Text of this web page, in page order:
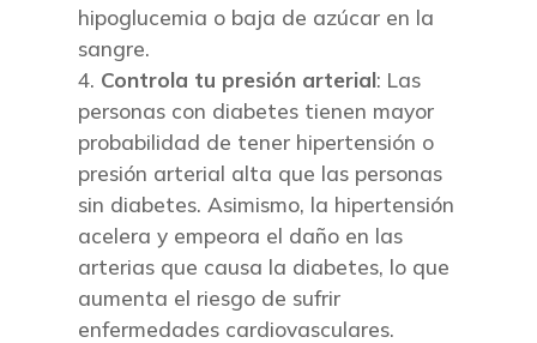
hipoglucemia o baja de azúcar en la
sangre.
Controla tu presión arterial: Las
personas con diabetes tienen mayor
probabilidad de tener hipertensión o
presión arterial alta que las personas
sin diabetes. Asimismo, la hipertensión
acelera y empeora el daño en las
arterias que causa la diabetes, lo que
aumenta el riesgo de sufrir
enfermedades cardiovasculares.